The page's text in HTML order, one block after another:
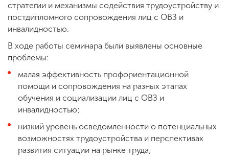
стратегии и механизмы содействия трудоустройству и
постдипломного сопровождения лиц с ОВЗ и
инвалидностью.
В ходе работы семинара были выявлены основные
проблемы:
малая эффективность профориентационной
помощи и сопровождения на разных этапах
обучения и социализации лиц с ОВЗ и
инвалидностью;
низкий уровень осведомленности о потенциальных
возможностях трудоустройства и перспективах
развития ситуации на рынке труда;